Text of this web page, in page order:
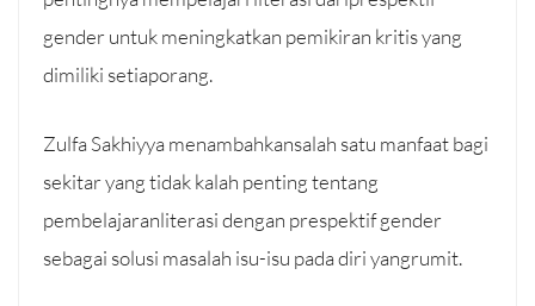
gender untuk meningkatkan pemikiran kritis yang
dimiliki setiaporang.
Zulfa Sakhiyya menambahkansalah satu manfaat bagi
sekitar yang tidak kalah penting tentang
pembelajaranliterasi dengan prespektif gender
sebagai solusi masalah isu-isu pada diri yangrumit.